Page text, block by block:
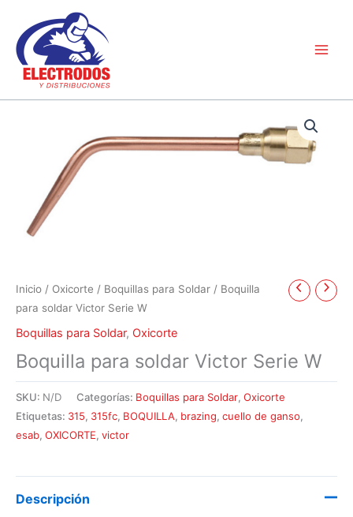
contenido
Inicio / Oxicorte / Boquillas para Soldar / Boquilla
para soldar Victor Serie W
Boquillas para Soldar, Oxicorte
Boquilla para soldar Victor Serie W
SKU: N/D Categorías: Boquillas para Soldar, Oxicorte
Etiquetas: 315, 315fc, BOQUILLA, brazing, cuello de ganso,
esab, OXICORTE, victor
Descripción